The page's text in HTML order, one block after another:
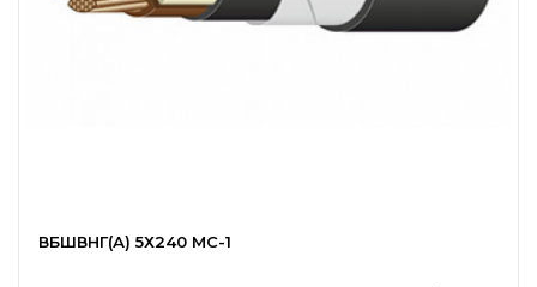
ВБШВНГ(А) 5Х240 МС-1